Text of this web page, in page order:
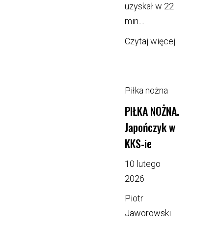
uzyskał w 22
min....
Czytaj więcej
Piłka nożna
PIŁKA NOŻNA.
Japończyk w
KKS-ie
10 lutego
2026
Piotr
Jaworowski